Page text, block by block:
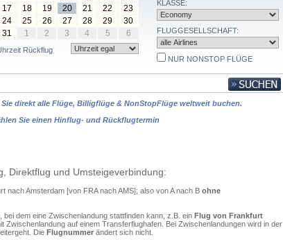
17
18 19 20 21 22
23
24
25 26 27 28 29
30
31
1 2 3 4 5 6
Rückflug
KLASSE:
FLUGGESELLSCHAFT:
NUR NONSTOP FLÜGE
direkt alle Flüge, Billigflüge & NonStopFlüge weltweit buchen.
Sie einen Hinflug- und Rückflugtermin
Direktflug und Umsteigeverbindung:
nach Amsterdam [von FRA nach AMS]; also von A nach B ohne
dem eine Zwischenlandung stattfinden kann, z.B. ein Flug von Frankfurt
Zwischenlandung auf einem Transferflughafen. Bei Zwischenlandungen wird in der
Die Flugnummer ändert sich nicht.